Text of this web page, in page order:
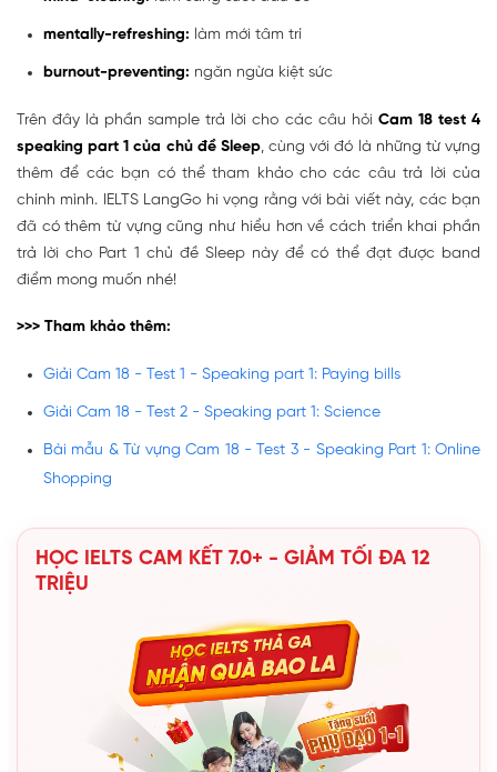
mentally-refreshing: làm mới tâm trí
burnout-preventing: ngăn ngừa kiệt sức
Trên đây là phần sample trả lời cho các câu hỏi Cam 18 test 4
speaking part 1 của chủ đề Sleep, cùng với đó là những từ vựng
thêm để các bạn có thể tham khảo cho các câu trả lời của
chính mình. IELTS LangGo hi vọng rằng với bài viết này, các bạn
đã có thêm từ vựng cũng như hiểu hơn về cách triển khai phần
trả lời cho Part 1 chủ đề Sleep này để có thể đạt được band
điểm mong muốn nhé!
>>> Tham khảo thêm:
Giải Cam 18 - Test 1 - Speaking part 1: Paying bills
Giải Cam 18 - Test 2 - Speaking part 1: Science
Bài mẫu & Từ vựng Cam 18 - Test 3 - Speaking Part 1: Online
Shopping
HỌC IELTS CAM KẾT 7.0+ - GIẢM TỐI ĐA 12
TRIỆU